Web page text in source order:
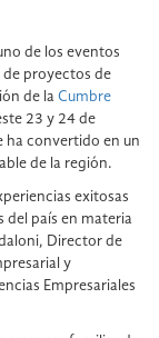
de los eventos
proyectos de
de la Cumbre
23 y 24 de
ha convertido en un
de la región.
exitosas
del país en materia
Director de
y
Empresariales